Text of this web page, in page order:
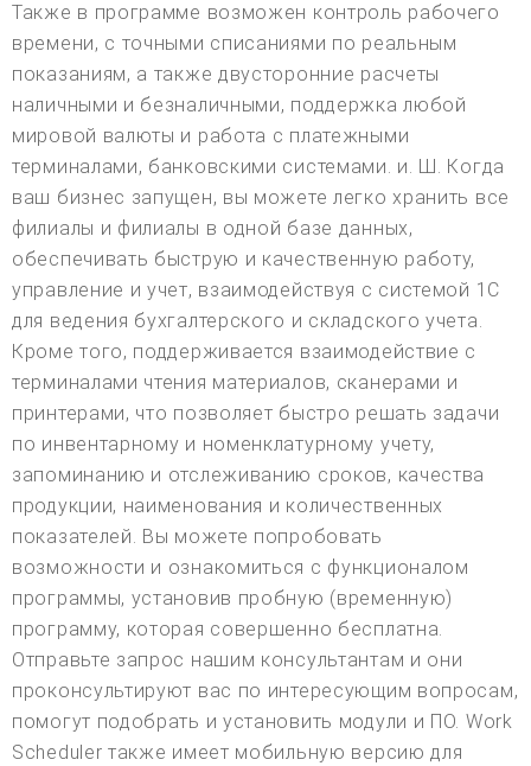
Также в программе возможен контроль рабочего
времени, с точными списаниями по реальным
показаниям, а также двусторонние расчеты
наличными и безналичными, поддержка любой
мировой валюты и работа с платежными
терминалами, банковскими системами. и. Ш. Когда
ваш бизнес запущен, вы можете легко хранить все
филиалы и филиалы в одной базе данных,
обеспечивать быструю и качественную работу,
управление и учет, взаимодействуя с системой 1С
для ведения бухгалтерского и складского учета.
Кроме того, поддерживается взаимодействие с
терминалами чтения материалов, сканерами и
принтерами, что позволяет быстро решать задачи
по инвентарному и номенклатурному учету,
запоминанию и отслеживанию сроков, качества
продукции, наименования и количественных
показателей. Вы можете попробовать
возможности и ознакомиться с функционалом
программы, установив пробную (временную)
программу, которая совершенно бесплатна.
Отправьте запрос нашим консультантам и они
проконсультируют вас по интересующим вопросам,
помогут подобрать и установить модули и ПО. Work
Scheduler также имеет мобильную версию для